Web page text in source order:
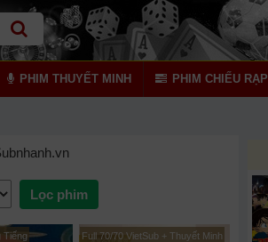
PHIM THUYẾT MINH PHIM CHIẾU RẠP
Tiếng Full 70/70 VietSub + Thuyết Minh